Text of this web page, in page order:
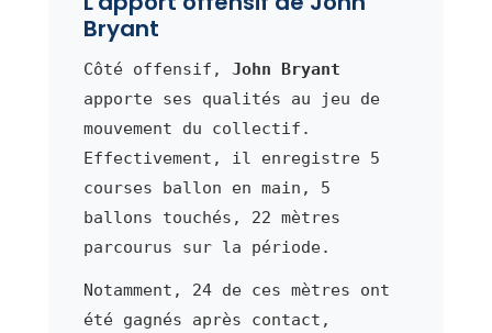
Bryant
Côté offensif, John Bryant
apporte ses qualités au jeu de
mouvement du collectif.
Effectivement, il enregistre 5
courses ballon en main, 5
ballons touchés, 22 mètres
parcourus sur la période.
Notamment, 24 de ces mètres ont
été gagnés après contact,